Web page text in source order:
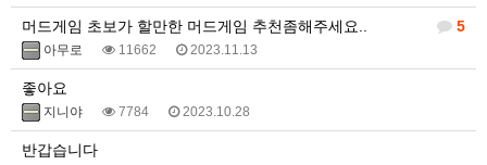
5
머드게임 초보가 할만한 머드게임 추천좀해주세요..
아무로 11662 2023.11.13
좋아요
지니야 7784 2023.10.28
반갑습니다